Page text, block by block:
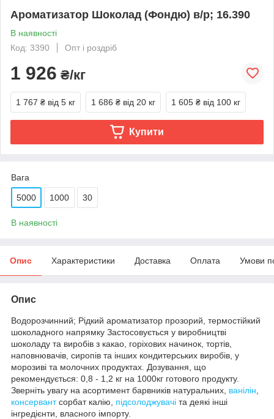
Ароматизатор Шоколад (Фондю) в/р; 16.390
В наявності
Код: 3390
Опт і роздріб
1 926 ₴/кг
1 767 ₴ від 5 кг 1 686 ₴ від 20 кг 1 605 ₴ від 100 кг
Купити
Вага
5000 1000 30
В наявності
Опис Характеристики Доставка Оплата Умови
Опис
Водорозчинний; Рідкий ароматизатор прозорий, термостійкий
шоколадного напрямку Застосовується у виробництві
шоколаду та виробів з какао, горіхових начинок, тортів,
наповнювачів, сиропів та інших кондитерських виробів, у
морозиві та молочних продуктах. Дозування, що
рекомендується: 0,8 - 1,2 кг на 1000кг готового продукту.
Зверніть увагу на асортимент барвників натуральних, ванілін
консервантсорбат калію, підсолоджувачі та деякі інші
інгредієнти, власного імпорту.